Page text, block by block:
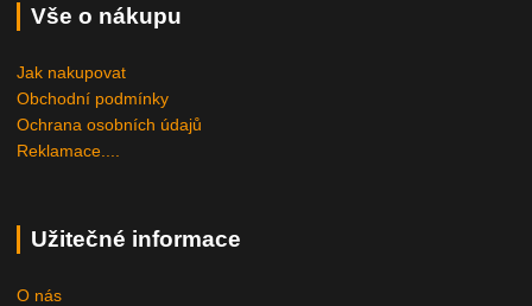
Vše o nákupu
Jak nakupovat
Obchodní podmínky
Ochrana osobních údajů
Reklamace....
Užitečné informace
O nás